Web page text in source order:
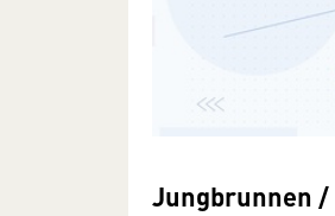
Jungbrunnen /